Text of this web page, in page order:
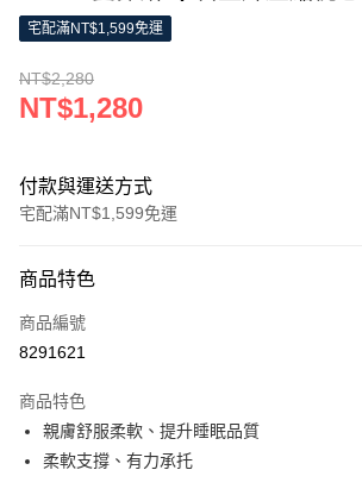
宅配滿NT$1,599免運
NT$2,280
NT$1,280
付款與運送方式
宅配滿NT$1,599免運
信用卡一次付款
LINE Pay
街口支付
全盈+PAY
商品特色
商品編號
8291621
商品特色
親膚舒服柔軟、提升睡眠品質
柔軟支撐、有力承托